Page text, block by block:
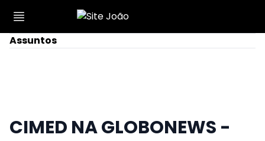
CIMED NA GLOBONEWS -
Assuntos